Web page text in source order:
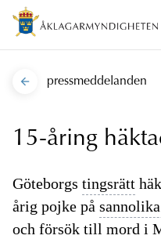
pressmeddelanden
15-åring
Göteborgs tingsrätt
årig pojke på
och försök till mord i